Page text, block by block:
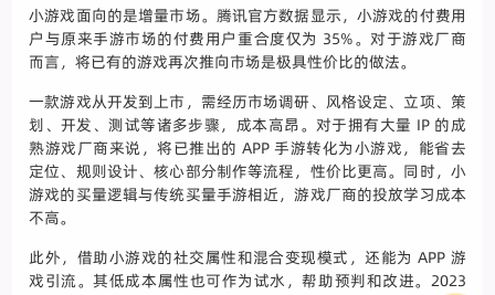
小游戏面向的是增量市场。腾讯官方数据显示，小游戏的付费用
户与原来手游市场的付费用户重合度仅为 35%。对于游戏厂商
而言，将已有的游戏再次推向市场是极具性价比的做法。
一款游戏从开发到上市，需经历市场调研、风格设定、立项、策
划、开发、测试等诸多步骤，成本高昂。对于拥有大量 IP 的成
熟游戏厂商来说，将已推出的 APP 手游转化为小游戏，能省去
定位、规则设计、核心部分制作等流程，性价比更高。同时，小
游戏的买量逻辑与传统买量手游相近，游戏厂商的投放学习成本
不高。
此外，借助小游戏的社交属性和混合变现模式，还能为 APP 游
戏引流。其低成本属性也可作为试水，帮助预判和改进。2023